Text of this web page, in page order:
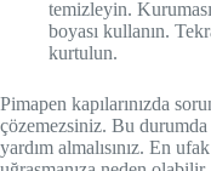
temizleyin.
boyası kullanın.
kurtulun.
Pimapen kapılarınızda
çözemezsiniz. Bu durumda
yardım almalısınız. En